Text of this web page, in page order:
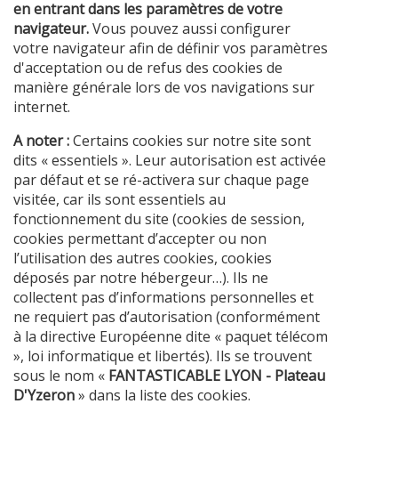
en entrant dans les paramètres de votre
navigateur.Vous pouvez aussi configurer
votre navigateur afin de définir vos paramètres
d'acceptation ou de refus des cookies de
manière générale lors de vos navigations sur
internet.
A noter :Certains cookies sur notre site sont
dits « essentiels ». Leur autorisation est activée
par défaut et se ré-activera sur chaque page
visitée, car ils sont essentiels au
fonctionnement du site (cookies de session,
cookies permettant d’accepter ou non
l’utilisation des autres cookies, cookies
déposés par notre hébergeur…). Ils ne
collectent pas d’informations personnelles et
ne requiert pas d’autorisation (conformément
à la directive Européenne dite « paquet télécom
», loi informatique et libertés). Ils se trouvent
sous le nom « FANTASTICABLE LYON - Plateau
D'Yzeron» dans la liste des cookies.